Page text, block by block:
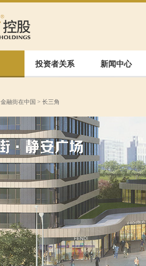
投资者关系 新闻中心
金融街在中国 > 长三角